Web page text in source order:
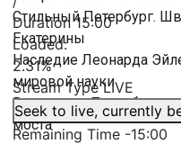
Duration15:00
Loaded:
2.31%
Stream TypeLIVE
Seek to live, currently
Remaining Time -15:00
Стильный Петербург.
Екатерины
Наследие Леонарда
мировой науки
Впервые в Петербурге:
моста